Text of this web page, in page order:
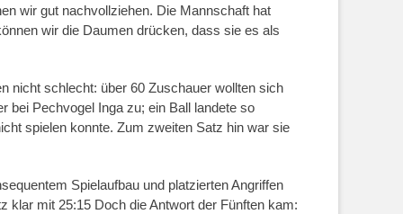
wir gut nachvollziehen. Die Mannschaft hat
wir die Daumen drücken, dass sie es als
nicht schlecht: über 60 Zuschauer wollten sich
bei Pechvogel Inga zu; ein Ball landete so
spielen konnte. Zum zweiten Satz hin war sie
Spielaufbau und platzierten Angriffen
klar mit 25:15 Doch die Antwort der Fünften kam: